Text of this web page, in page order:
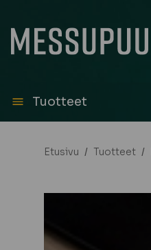
Tuotteet
Etusivu / Tuotteet /